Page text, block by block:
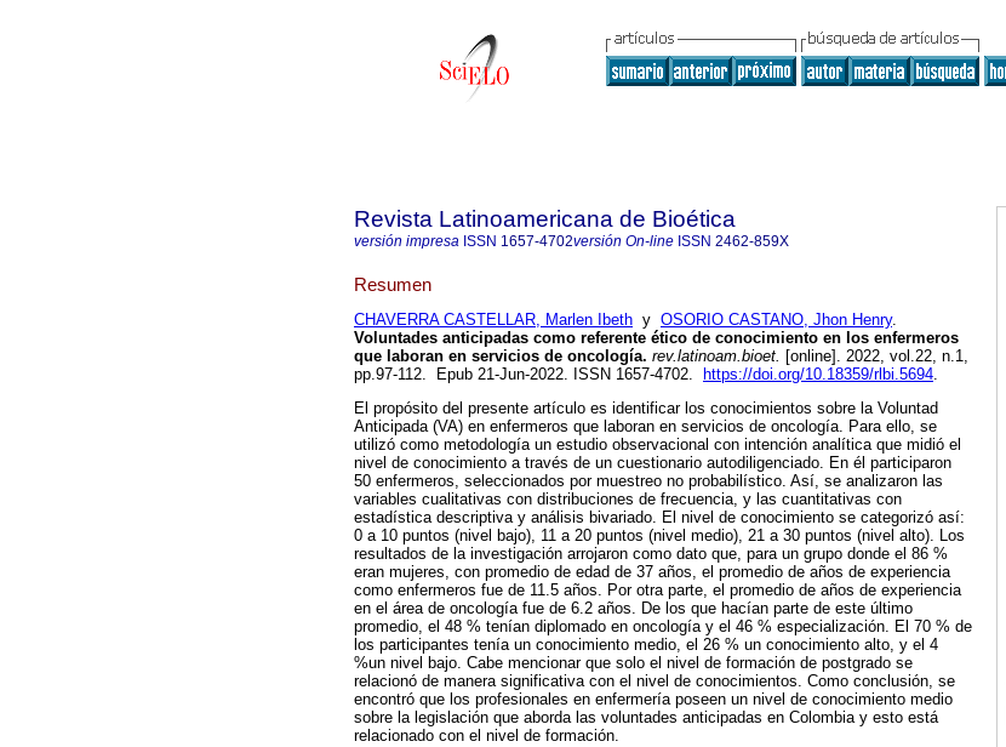
Revista Latinoamericana de Bioética
versión impresa ISSN 1657-4702versión On-line ISSN 2462-859X
Resumen
CHAVERRA CASTELLAR, Marlen Ibeth y OSORIO CASTANO, Jhon Henry.
Voluntades anticipadas como referente ético de conocimiento en los enfermeros
que laboran en servicios de oncología. rev.latinoam.bioet. [online]. 2022, vol.22, n.1,
pp.97-112. Epub 21-Jun-2022. ISSN 1657-4702.
https://doi.org/10.18359/rlbi.5694.
El propósito del presente artículo es identificar los conocimientos sobre la Voluntad
Anticipada (VA) en enfermeros que laboran en servicios de oncología. Para ello, se
utilizó como metodología un estudio observacional con intención analítica que midió el
nivel de conocimiento a través de un cuestionario autodiligenciado. En él participaron
50 enfermeros, seleccionados por muestreo no probabilístico. Así, se analizaron las
variables cualitativas con distribuciones de frecuencia, y las cuantitativas con
estadística descriptiva y análisis bivariado. El nivel de conocimiento se categorizó así:
0 a 10 puntos (nivel bajo), 11 a 20 puntos (nivel medio), 21 a 30 puntos (nivel alto). Los
resultados de la investigación arrojaron como dato que, para un grupo donde el 86 %
eran mujeres, con promedio de edad de 37 años, el promedio de años de experiencia
como enfermeros fue de 11.5 años. Por otra parte, el promedio de años de experiencia
en el área de oncología fue de 6.2 años. De los que hacían parte de este último
promedio, el 48 % tenían diplomado en oncología y el 46 % especialización. El 70 % de
los participantes tenía un conocimiento medio, el 26 % un conocimiento alto, y el 4
%un nivel bajo. Cabe mencionar que solo el nivel de formación de postgrado se
relacionó de manera significativa con el nivel de conocimientos. Como conclusión, se
encontró que los profesionales en enfermería poseen un nivel de conocimiento medio
sobre la legislación que aborda las voluntades anticipadas en Colombia y esto está
relacionado con el nivel de formación.